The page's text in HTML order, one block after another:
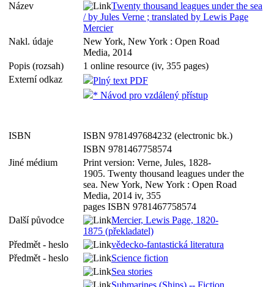
Název
Twenty thousand leagues under the sea
/ by Jules Verne ; translated by Lewis Page
Mercier
Nakl. údaje
New York, New York : Open Road
Media, 2014
Popis (rozsah)
1 online resource (iv, 355 pages)
Externí odkaz
Plný text PDF
* Návod pro vzdálený přístup
ISBN
ISBN 9781497684232 (electronic bk.)
ISBN 9781467758574
Jiné médium
Print version: Verne, Jules, 1828-
1905. Twenty thousand leagues under the
sea. New York, New York : Open Road
Media, 2014 iv, 355
pages ISBN 9781467758574
Další původce
Mercier, Lewis Page, 1820-
1875 (překladatel)
Předmět - heslo
vědecko-fantastická literatura
Předmět - heslo
Science fiction
Sea stories
Submarines (Ships) -- Fiction